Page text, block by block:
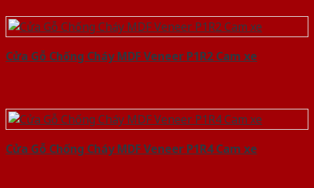
Cửa Gỗ Chống Cháy MDF Veneer P1R2 Cam xe
Cửa Gỗ Chống Cháy MDF Veneer P1R4 Cam xe